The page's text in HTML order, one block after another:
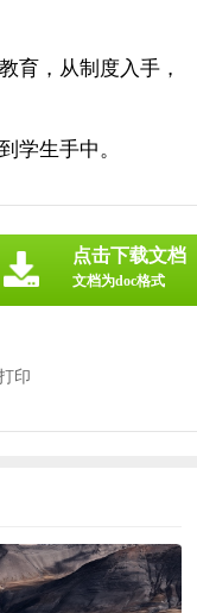
育，从制度入手，
学生手中。
印
点击下载文档
文档为doc格式